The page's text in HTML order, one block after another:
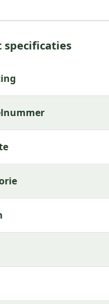
Ca. 40x60 cm
Cotton 45% Polyester
afneembaar)
6 of 8
2 jaar
Laat het kussen
of
specificaties